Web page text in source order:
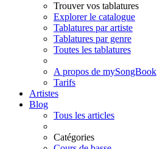
Trouver vos tablatures
Explorer le catalogue
Tablatures par artiste
Tablatures par genre
Toutes les tablatures
A propos de mySongBook
Tarifs
Artistes
Blog
Tous les articles
Catégories